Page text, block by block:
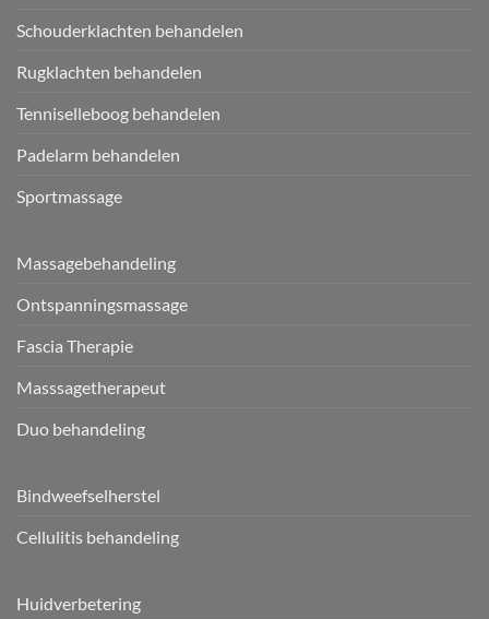
Schouderklachten behandelen
Rugklachten behandelen
Tenniselleboog behandelen
Padelarm behandelen
Sportmassage
Massagebehandeling
Ontspanningsmassage
Fascia Therapie
Masssagetherapeut
Duo behandeling
Bindweefselherstel
Cellulitis behandeling
Huidverbetering